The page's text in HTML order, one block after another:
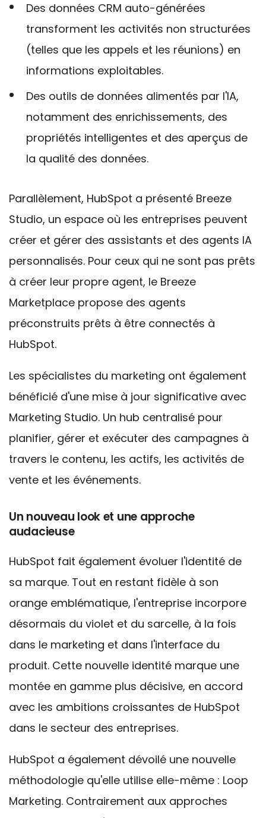
Des données CRM auto-générées
transforment les activités non structurées
(telles que les appels et les réunions) en
informations exploitables.
Des outils de données alimentés par l'IA,
notamment des enrichissements, des
propriétés intelligentes et des aperçus de
la qualité des données.
Parallèlement, HubSpot a présenté Breeze
Studio, un espace où les entreprises peuvent
créer et gérer des assistants et des agents IA
personnalisés. Pour ceux qui ne sont pas prêts
à créer leur propre agent, le Breeze
Marketplace propose des agents
préconstruits prêts à être connectés à
HubSpot.
Les spécialistes du marketing ont également
bénéficié d'une mise à jour significative avec
Marketing Studio. Un hub centralisé pour
planifier, gérer et exécuter des campagnes à
travers le contenu, les actifs, les activités de
vente et les événements.
Un nouveau look et une approche
audacieuse
HubSpot fait également évoluer l'identité de
sa marque. Tout en restant fidèle à son
orange emblématique, l'entreprise incorpore
désormais du violet et du sarcelle, à la fois
dans le marketing et dans l'interface du
produit. Cette nouvelle identité marque une
montée en gamme plus décisive, en accord
avec les ambitions croissantes de HubSpot
dans le secteur des entreprises.
HubSpot a également dévoilé une nouvelle
méthodologie qu'elle utilise elle-même : Loop
Marketing. Contrairement aux approches